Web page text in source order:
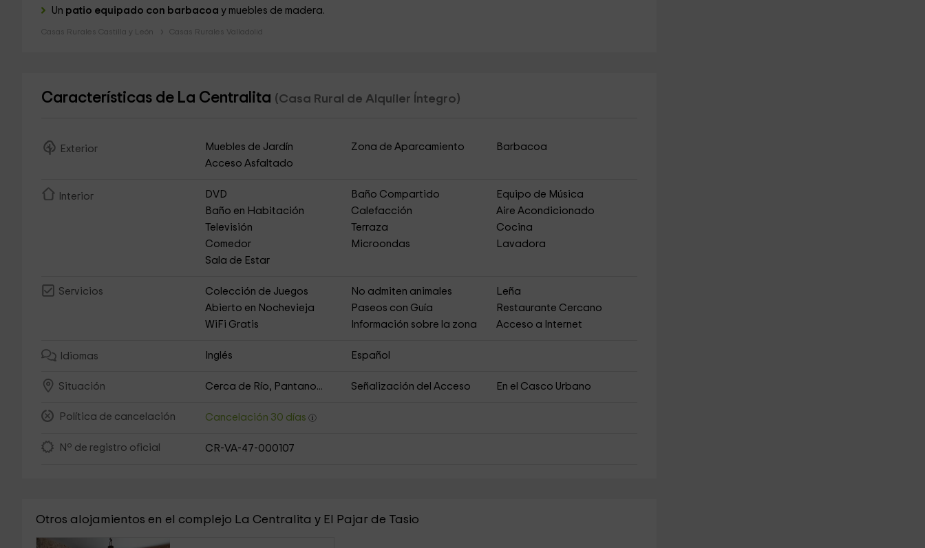
Un patio equipado con barbacoa y muebles de madera.
Casas Rurales Castilla y León Casas Rurales Valladolid
Características de La Centralita (Casa Rural de Alquiler Íntegro)
Exterior Muebles de Jardín Zona de Aparcamiento
Barbacoa
Acceso Asfaltado
Interior DVD Baño Compartido
Equipo de Música
Baño en Habitación
Calefacción
Aire Acondicionado
Televisión
Terraza
Cocina
Comedor
Microondas
Lavadora
Sala de Estar
Servicios Colección de Juegos No admiten animales
Leña
Abierto en Nochevieja
Paseos con Guía
Restaurante Cercano
WiFi Gratis
Información sobre la zona Acceso a Internet
Idiomas Inglés Español
Situación Cerca de Río, Pantano... Señalización del Acceso En el Casco Urbano
Política de cancelación Cancelación 30 días
Nº de registro oficial CR-VA-47-000107
Otros alojamientos en el complejo La Centralita y El Pajar de Tasio